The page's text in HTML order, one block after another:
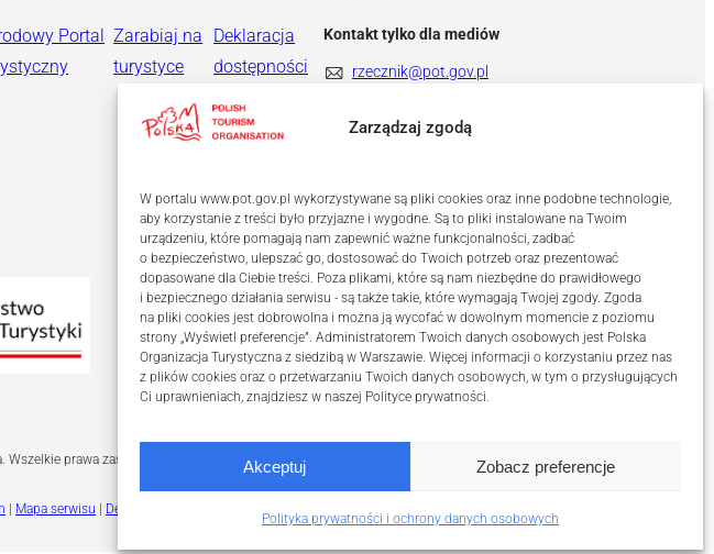
Zarządzaj zgodą
W portalu www.pot.gov.pl wykorzystywane są pliki cookies oraz inne podobne technologie,
aby korzystanie z treści było przyjazne i wygodne. Są to pliki instalowane na Twoim
urządzeniu, które pomagają nam zapewnić ważne funkcjonalności, zadbać
o bezpieczeństwo, ulepszać go, dostosować do Twoich potrzeb oraz prezentować
dopasowane dla Ciebie treści. Poza plikami, które są nam niezbędne do prawidłowego
i bezpiecznego działania serwisu - są także takie, które wymagają Twojej zgody. Zgoda
na pliki cookies jest dobrowolna i można ją wycofać w dowolnym momencie z poziomu
strony „Wyświetl preferencje”. Administratorem Twoich danych osobowych jest Polska
Organizacja Turystyczna z siedzibą w Warszawie. Więcej informacji o korzystaniu przez nas
z plików cookies oraz o przetwarzaniu Twoich danych osobowych, w tym o przysługujących
Ci uprawnieniach, znajdziesz w naszej Polityce prywatności.
Akceptuj Zobacz preferencje
Polityka prywatności i ochrony danych osobowych
Portal
Zarabiaj na
turystyce
Deklaracja
dostępności
Kontakt tylko dla mediów
rzecznik@pot.gov.pl
prawa zastrzeżone.
Mapa serwisu Deklaracja dostępności